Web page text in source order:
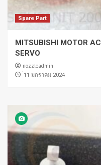
Spare Part
MITSUBISHI MOTOR AC
SERVO
nozzleadmin
่11 มกราคม 2024